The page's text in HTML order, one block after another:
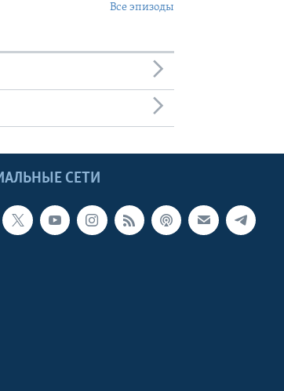
Все эпизоды
СЕТИ